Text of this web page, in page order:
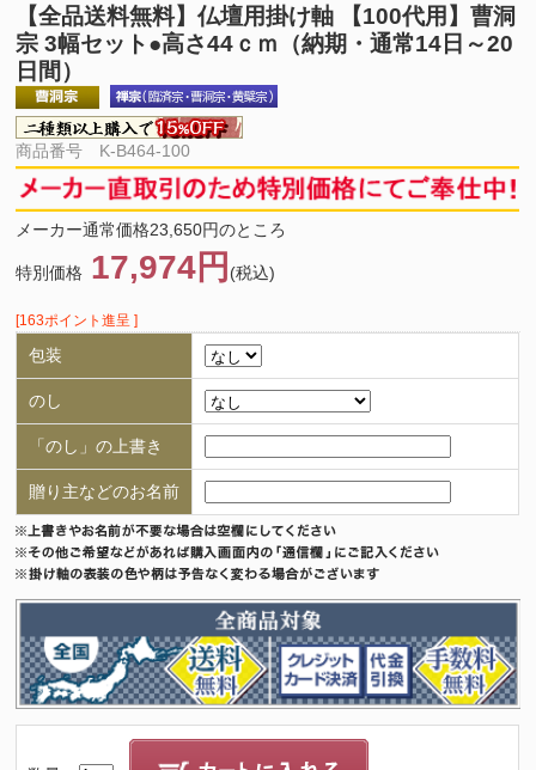
【全品送料無料】仏壇用掛け軸 【100代用】曹洞
宗 3幅セット●高さ44ｃｍ（納期・通常14日～20
日間）
商品番号 K-B464-100
メーカー通常価格23,650円のところ
特別価格 17,974円 (税込)
[163ポイント進呈 ]
包装
のし
「のし」の上書き
贈り主などのお名前